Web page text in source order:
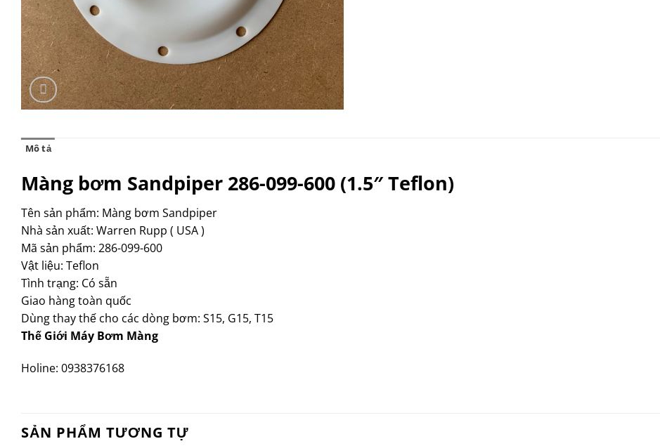
Mô tả
Màng bơm Sandpiper 286-099-600 (1.5″ Teflon)
Tên sản phẩm: Màng bơm Sandpiper
Nhà sản xuất: Warren Rupp ( USA )
Mã sản phẩm: 286-099-600
Vật liệu: Teflon
Tình trạng: Có sẵn
Giao hàng toàn quốc
Dùng thay thế cho các dòng bơm: S15, G15, T15
Thế Giới Máy Bơm Màng
Holine: 0938376168
SẢN PHẨM TƯƠNG TỰ